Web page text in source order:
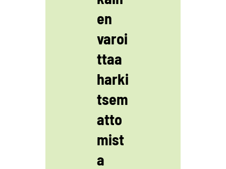
en
varoi
ttaa
harki
tsem
atto
mist
a